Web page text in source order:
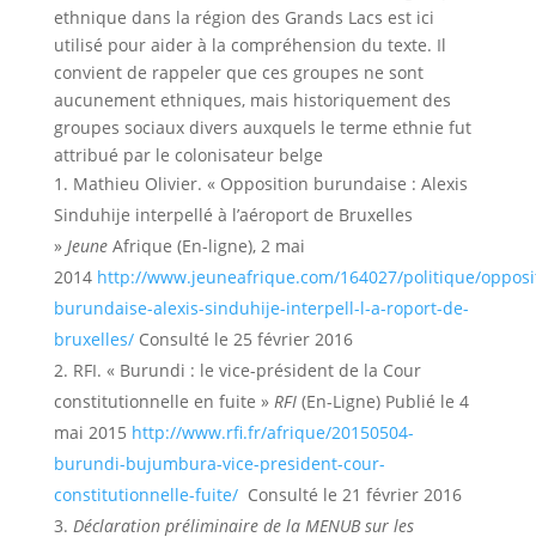
ethnique dans la région des Grands Lacs est ici
utilisé pour aider à la compréhension du texte. Il
convient de rappeler que ces groupes ne sont
aucunement ethniques, mais historiquement des
groupes sociaux divers auxquels le terme ethnie fut
attribué par le colonisateur belge
Mathieu Olivier. « Opposition burundaise : Alexis
Sinduhije interpellé à l’aéroport de Bruxelles
» Jeune Afrique (En-ligne), 2 mai
2014 http://www.jeuneafrique.com/164027/politique/
burundaise-alexis-sinduhije-interpell-l-a-roport-de-
bruxelles/Consulté le 25 février 2016
RFI. « Burundi : le vice-président de la Cour
constitutionnelle en fuite » RFI (En-Ligne) Publié le 4
mai 2015 http://www.rfi.fr/afrique/20150504-
burundi-bujumbura-vice-president-cour-
constitutionnelle-fuite/Consulté le 21 février 2016
Déclaration préliminaire de la MENUB sur les